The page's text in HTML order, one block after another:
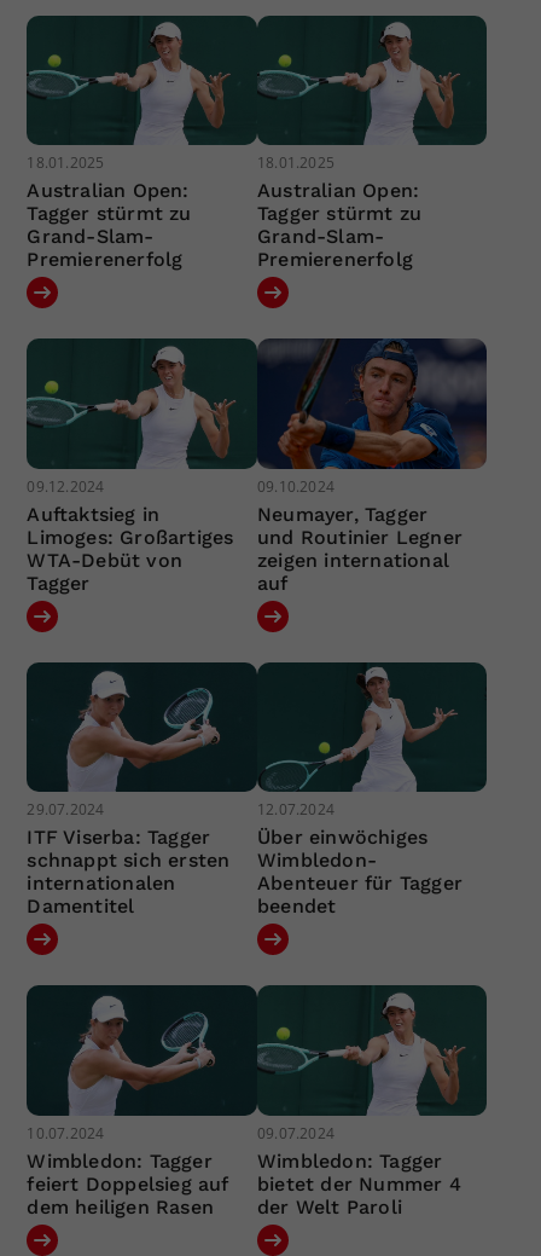
18.01.2025
Australian Open:
Tagger stürmt zu
Grand-Slam-
Premierenerfolg
18.01.2025
Australian Open:
Tagger stürmt zu
Grand-Slam-
Premierenerfolg
09.12.2024
Auftaktsieg in
Limoges: Großartiges
WTA-Debüt von
Tagger
09.10.2024
Neumayer, Tagger
und Routinier Legner
zeigen international
auf
29.07.2024
ITF Viserba: Tagger
schnappt sich ersten
internationalen
Damentitel
12.07.2024
Über einwöchiges
Wimbledon-
Abenteuer für Tagger
beendet
10.07.2024
Wimbledon: Tagger
feiert Doppelsieg auf
dem heiligen Rasen
09.07.2024
Wimbledon: Tagger
bietet der Nummer 4
der Welt Paroli